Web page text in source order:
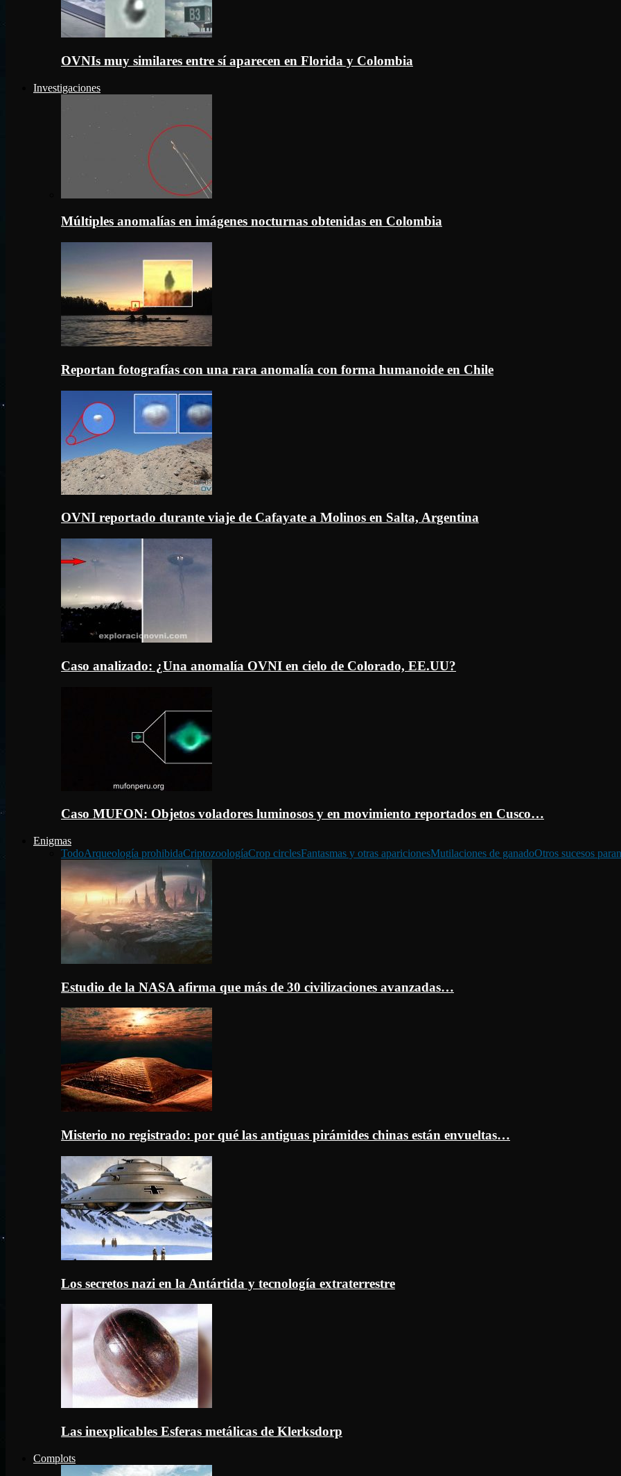
OVNIs muy similares entre sí aparecen en Florida y Colombia
Investigaciones
Múltiples anomalías en imágenes nocturnas obtenidas en Colombia
Reportan fotografías con una rara anomalía con forma humanoide en Chile
OVNI reportado durante viaje de Cafayate a Molinos en Salta, Argentina
Caso analizado: ¿Una anomalía OVNI en cielo de Colorado, EE.UU?
Caso MUFON: Objetos voladores luminosos y en movimiento reportados en Cusco…
Enigmas
TodoArqueología prohibidaCriptozoologíaCrop circlesFantasmas y otras aparicionesMutilaciones de ganadoOtros sucesos
Estudio de la NASA afirma que más de 30 civilizaciones avanzadas…
Misterio no registrado: por qué las antiguas pirámides chinas están envueltas…
Los secretos nazi en la Antártida y tecnología extraterrestre
Las inexplicables Esferas metálicas de Klerksdorp
Complots